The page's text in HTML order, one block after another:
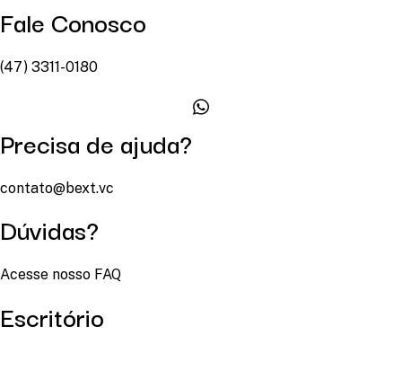
Fale Conosco
(47) 3311-0180
Precisa de ajuda?
contato@bext.vc
Dúvidas?
Acesse nosso FAQ
Escritório